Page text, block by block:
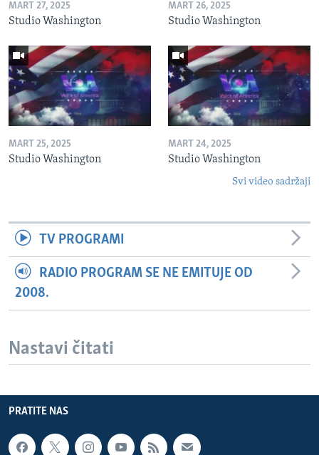
MART 27, 2025
Studio Washington
MART 26, 2025
Studio Washington
MART 25, 2025
Studio Washington
MART 24, 2025
Studio Washington
Svi video sadržaji
TV PROGRAMI
RADIO PROGRAM SE NE EMITUJE OD
2008.
Nastavi čitati
PRATITE NAS